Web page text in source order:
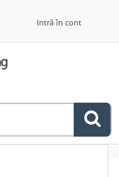
Intră în cont